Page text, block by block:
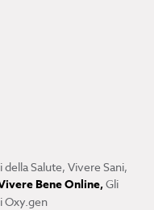
della Salute, Vivere Sani,
Bene Online,Gli
Oxy.gen